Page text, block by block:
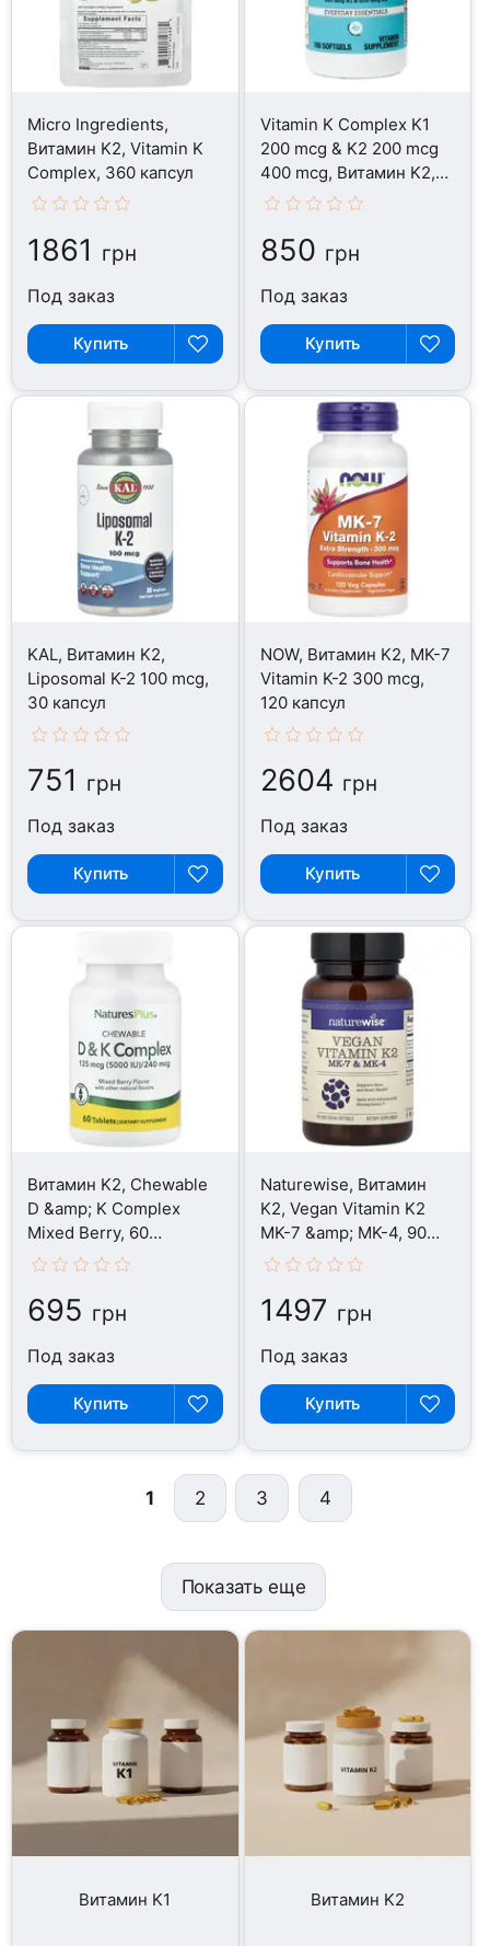
Micro Ingredients,
Витамин K2, Vitamin K
Complex, 360 капсул
1861 грн
Под заказ
Купить
Vitamin K Complex K1
200 mcg & K2 200 mcg
400 mcg, Витамин K2,
180 капсул
850 грн
Под заказ
Купить
KAL, Витамин K2,
Liposomal K-2 100 mcg,
30 капсул
751 грн
Под заказ
Купить
NOW, Витамин K2, MK-7
Vitamin K-2 300 mcg,
120 капсул
2604 грн
Под заказ
Купить
Витамин K2, Chewable
D &amp; K Complex
Mixed Berry, 60
таблеток
695 грн
Под заказ
Купить
Naturewise, Витамин
K2, Vegan Vitamin K2
MK-7 &amp; MK-4, 90
капсул
1497 грн
Под заказ
Купить
1 2 3 4
Показать еще
Витамин K1 Витамин K2